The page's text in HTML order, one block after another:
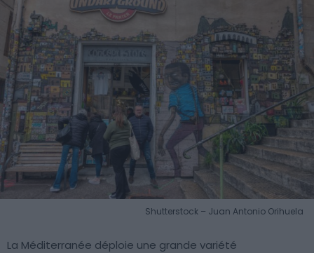
Shutterstock – Juan Antonio Orihuela
La Méditerranée déploie une grande variété